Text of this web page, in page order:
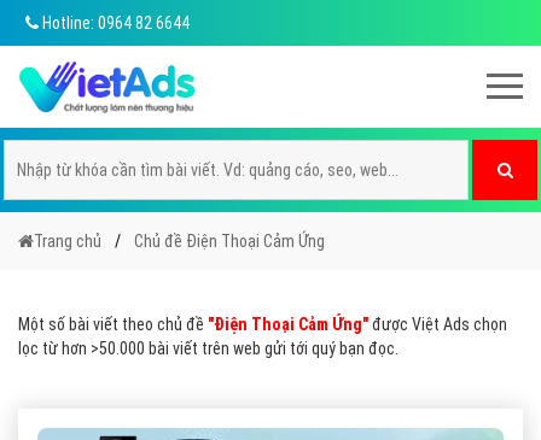
Hotline: 0964 82 6644
Trang chủ Chủ đề Điện Thoại Cảm Ứng
Một số bài viết theo chủ đề "Điện Thoại Cảm Ứng"được Việt Ads chọn
lọc từ hơn >50.000 bài viết trên web gửi tới quý bạn đọc.